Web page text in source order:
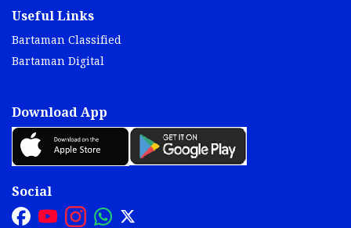
Useful Links
Bartaman Classified
Bartaman Digital
Download App
Social